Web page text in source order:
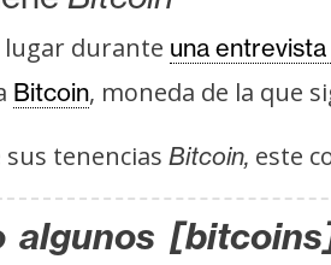
lugar durante una
Bitcoin, moneda de la que
tenencias Bitcoin, este
algunos